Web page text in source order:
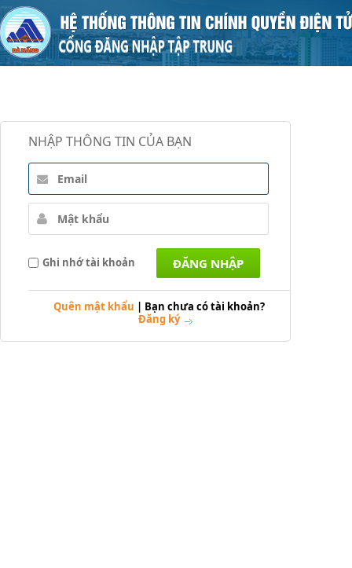
NHẬP THÔNG TIN CỦA BẠN
Ghi nhớ tài khoản
Quên mật khẩu | Bạn chưa có tài khoản?
Đăng ký